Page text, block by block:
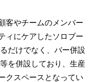
客やチームのメンバー
ィにケアしたソロブー
だけでなく、バー併設
を併設しており、生産
クスペースとなってい